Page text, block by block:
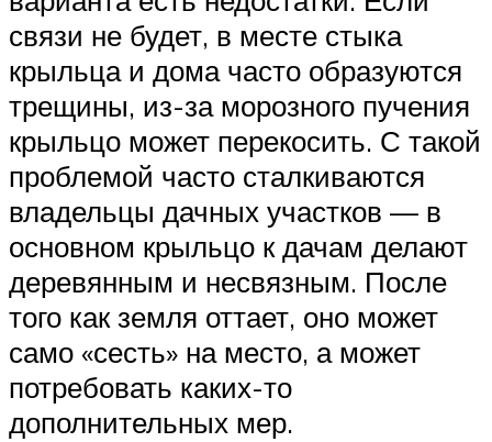
связи не будет, в месте стыка
крыльца и дома часто образуются
трещины, из-за морозного пучения
крыльцо может перекосить. С такой
проблемой часто сталкиваются
владельцы дачных участков — в
основном крыльцо к дачам делают
деревянным и несвязным. После
того как земля оттает, оно может
само «сесть» на место, а может
потребовать каких-то
дополнительных мер.